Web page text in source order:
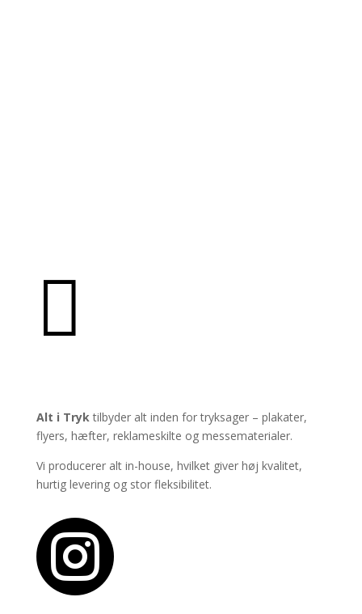

Alt i Tryktilbyder alt inden for tryksager – plakater,
flyers, hæfter, reklameskilte og messematerialer.
Vi producerer alt in-house, hvilket giver høj kvalitet,
hurtig levering og stor fleksibilitet.
